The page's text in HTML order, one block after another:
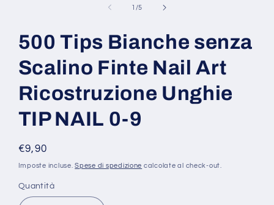
finestra
modale
1 /su
5
500 Tips Bianche senza
Scalino Finte Nail Art
Ricostruzione Unghie
TIP NAIL 0-9
Prezzo
di
€9,90
Imposte incluse.Spese di spedizione calcolate al check-out.
Quantità